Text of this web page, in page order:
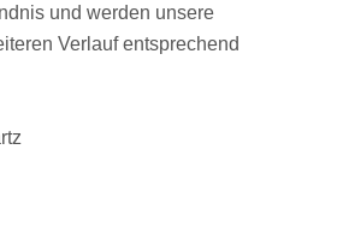
und werden unsere
Verlauf entsprechend